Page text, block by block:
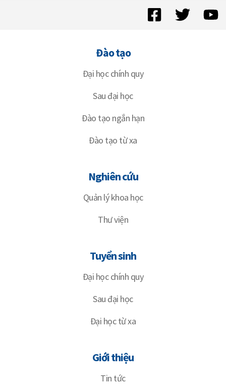
Đào tạo
Đại học chính quy
Sau đại học
Đào tạo ngắn hạn
Đào tạo từ xa
Nghiên cứu
Quản lý khoa học
Thư viện
Tuyển sinh
Đại học chính quy
Sau đại học
Đại học từ xa
Giới thiệu
Tin tức